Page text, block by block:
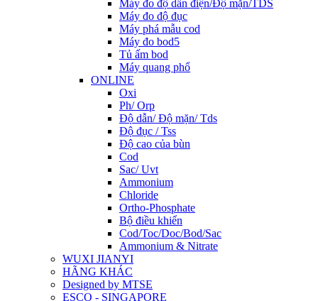
Máy đo độ dẫn điện/Độ mặn/TDS
Máy đo độ đục
Máy phá mẫu cod
Máy đo bod5
Tủ ấm bod
Máy quang phổ
ONLINE
Oxi
Ph/ Orp
Độ dẫn/ Độ mặn/ Tds
Độ đục / Tss
Độ cao của bùn
Cod
Sac/ Uvt
Ammonium
Chloride
Ortho-Phosphate
Bộ điều khiển
Cod/Toc/Doc/Bod/Sac
Ammonium & Nitrate
WUXI JIANYI
HÃNG KHÁC
Designed by MTSE
ESCO - SINGAPORE